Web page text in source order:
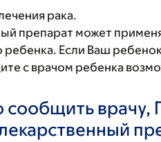
рака.
препарат может
ребенка. Если Ваш
с врачом ребенка
сообщить